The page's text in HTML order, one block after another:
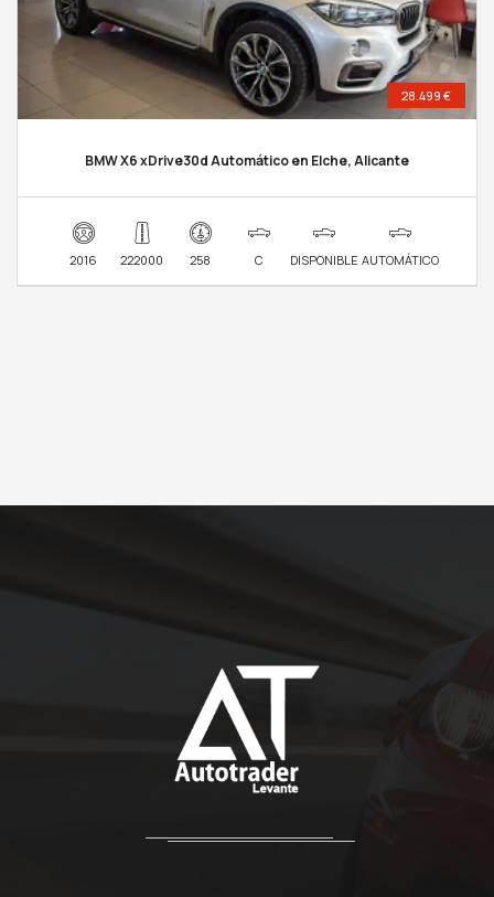
28.499 €
BMW X6 xDrive30d Automático en Elche, Alicante
2016 222000 258 C DISPONIBLE AUTOMÁTICO